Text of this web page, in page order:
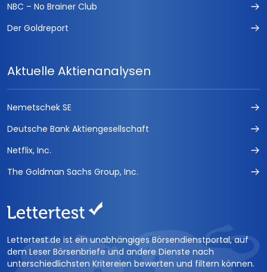
NBC – No Brainer Club
Der Goldreport
Aktuelle Aktienanalysen
Nemetschek SE
Deutsche Bank Aktiengesellschaft
Netflix, Inc.
The Goldman Sachs Group, Inc.
Lettertest.de ist ein unabhängiges Börsendienstportal, auf
dem Leser Börsenbriefe und andere Dienste nach
unterschiedlichsten Kritereien bewerten und filtern können.